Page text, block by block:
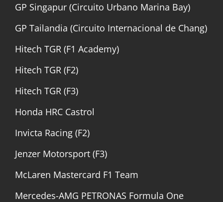
GP Singapur (Circuito Urbano Marina Bay)
GP Tailandia (Circuito Internacional de Chang)
Hitech TGR (F1 Academy)
Hitech TGR (F2)
Hitech TGR (F3)
Honda HRC Castrol
Invicta Racing (F2)
Jenzer Motorsport (F3)
McLaren Mastercard F1 Team
Mercedes-AMG PETRONAS Formula One